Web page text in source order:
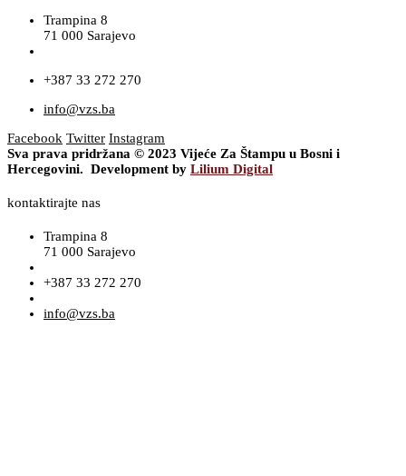
Trampina 8
71 000 Sarajevo
+387 33 272 270
info@vzs.ba
Facebook Twitter Instagram
Sva prava pridržana © 2023 Vijeće Za Štampu u Bosni i
Hercegovini. Development by Lilium Digital
kontaktirajte nas
Trampina 8
71 000 Sarajevo
+387 33 272 270
info@vzs.ba